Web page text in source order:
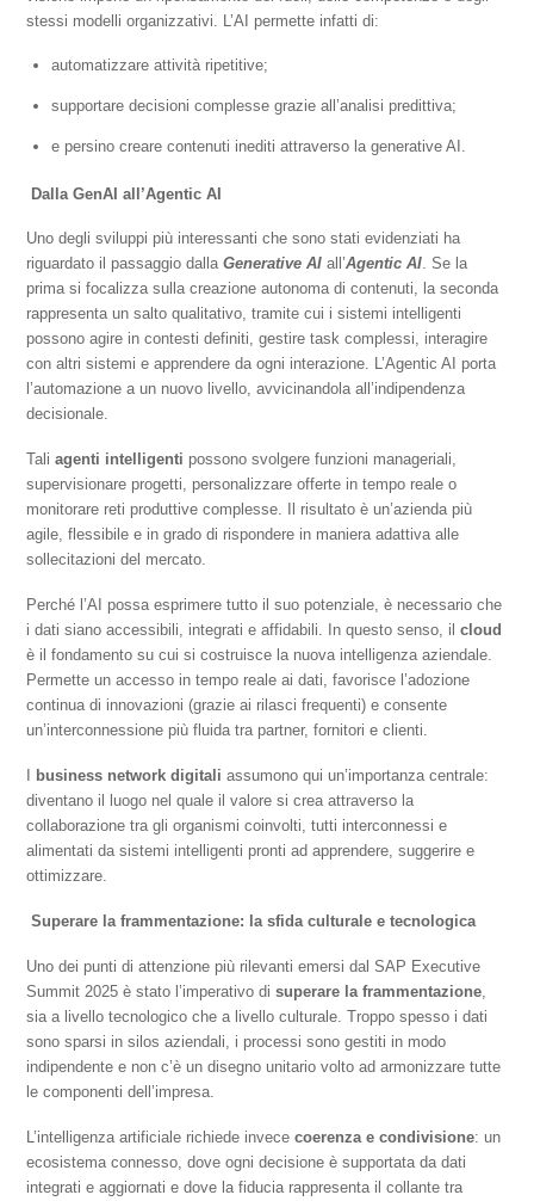
stessi modelli organizzativi. L’AI permette infatti di:
automatizzare attività ripetitive;
supportare decisioni complesse grazie all’analisi predittiva;
e persino creare contenuti inediti attraverso la generative AI.
Dalla GenAI all’Agentic AI
Uno degli sviluppi più interessanti che sono stati evidenziati ha
riguardato il passaggio dallaGenerative AI all’Agentic AI. Se la
prima si focalizza sulla creazione autonoma di contenuti, la seconda
rappresenta un salto qualitativo, tramite cui i sistemi intelligenti
possono agire in contesti definiti, gestire task complessi, interagire
con altri sistemi e apprendere da ogni interazione. L’Agentic AI porta
l’automazione a un nuovo livello, avvicinandola all’indipendenza
decisionale.
Taliagenti intelligenti possono svolgere funzioni manageriali,
supervisionare progetti, personalizzare offerte in tempo reale o
monitorare reti produttive complesse. Il risultato è un’azienda più
agile, flessibile e in grado di rispondere in maniera adattiva alle
sollecitazioni del mercato.
Perché l’AI possa esprimere tutto il suo potenziale, è necessario che
i dati siano accessibili, integrati e affidabili. In questo senso, ilcloud
è il fondamento su cui si costruisce la nuova intelligenza aziendale.
Permette un accesso in tempo reale ai dati, favorisce l’adozione
continua di innovazioni (grazie ai rilasci frequenti) e consente
un’interconnessione più fluida tra partner, fornitori e clienti.
business network digitali assumono qui un’importanza centrale:
diventano il luogo nel quale il valore si crea attraverso la
collaborazione tra gli organismi coinvolti, tutti interconnessi e
alimentati da sistemi intelligenti pronti ad apprendere, suggerire e
ottimizzare.
Superare la frammentazione: la sfida culturale e tecnologica
Uno dei punti di attenzione più rilevanti emersi dal SAP Executive
Summit 2025 è stato l’imperativo disuperare la frammentazione
sia a livello tecnologico che a livello culturale. Troppo spesso i dati
sono sparsi in silos aziendali, i processi sono gestiti in modo
indipendente e non c’è un disegno unitario volto ad armonizzare tutte
le componenti dell’impresa.
L’intelligenza artificiale richiede invececoerenza e condivisione: un
ecosistema connesso, dove ogni decisione è supportata da dati
integrati e aggiornati e dove la fiducia rappresenta il collante tra